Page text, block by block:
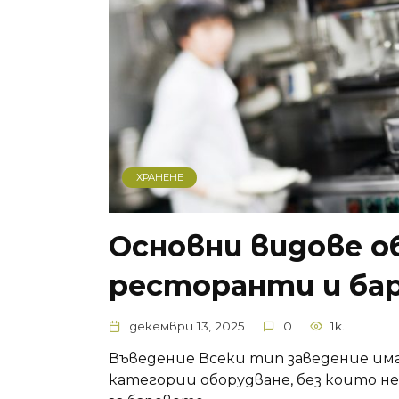
ХРАНЕНЕ
Основни видове
ресторанти и
декември 13, 2025 0 1k.
Въведение Всеки тип заведение
категории оборудване, без които